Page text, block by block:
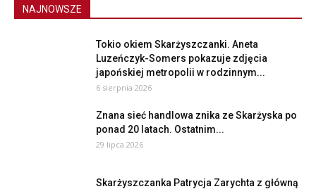
NAJNOWSZE
Tokio okiem Skarżyszczanki. Aneta
Luzeńczyk-Somers pokazuje zdjęcia
japońskiej metropolii w rodzinnym...
6 sierpnia 2026
Znana sieć handlowa znika ze Skarżyska po
ponad 20 latach. Ostatnim...
29 lipca 2026
Skarżyszczanka Patrycja Zarychta z główną